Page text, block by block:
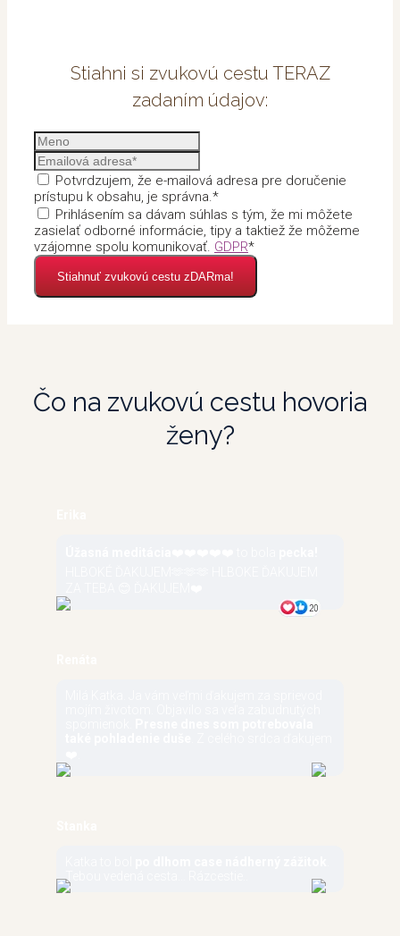
Stiahni si zvukovú cestu TERAZ
zadaním údajov:
Potvrdzujem, že e-mailová adresa pre doručenie
prístupu k obsahu, je správna.*
Prihlásením sa dávam súhlas s tým, že mi môžete
zasielať odborné informácie, tipy a taktiež že môžeme
vzájomne spolu komunikovať. GDPR*
Stiahnuť zvukovú cestu zDARma!
Čo na zvukovú cestu hovoria
ženy?
Tebou vedená cesta… Rázcestie..